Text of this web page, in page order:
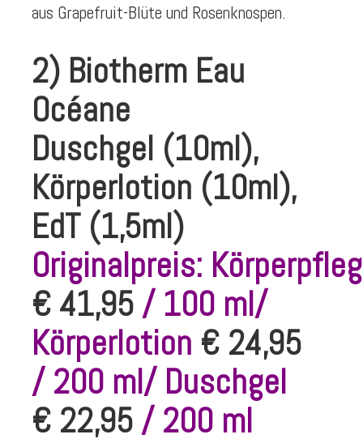
aus Grapefruit-Blüte und Rosenknospen.
2) Biotherm Eau
Océane
Duschgel (10ml),
Körperlotion (10ml),
EdT (1,5ml)
Originalpreis:
€ 41,95 / 100 ml/
Körperlotion € 24,95
/ 200 ml/ Duschgel
€ 22,95 / 200 ml